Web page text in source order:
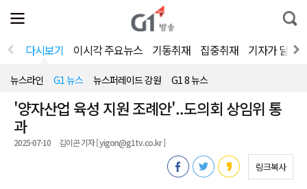
전
체
뉴
열
통
합
색
다시보기 이시각 주요뉴스 기동취재 집중취재 기자가 달려
뉴스라인 G1 뉴스 뉴스퍼레이드 강원 G1 8 뉴스
'양자산업 육성 지원 조례안'..도의회 상임위 통
과
2025-07-10 김이곤 기자 [ yigon@g1tv.co.kr ]
링크복사